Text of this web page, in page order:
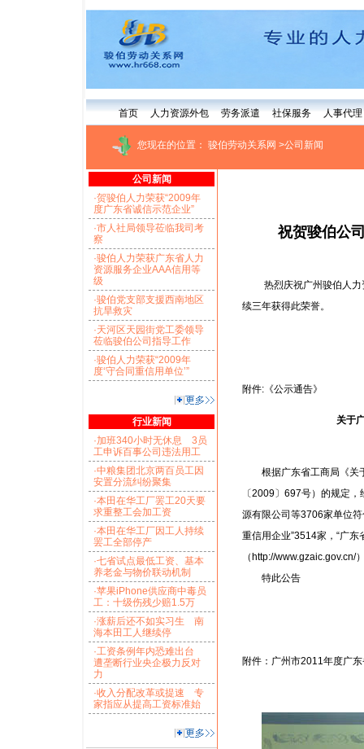
首页 人力资源外包 劳务派遣 社保服务 人事代理
您现在的位置： 骏伯劳动关系网 >公司新闻
公司新闻
·贺骏伯人力荣获“2009年
度广东省诚信示范企业”
·市人社局领导莅临我司考
察
·骏伯人力荣获广东省人力
资源服务企业AAA信用等
级
·骏伯党支部支援西南地区
抗旱救灾
·天河区天园街党工委领导
莅临骏伯公司指导工作
·骏伯人力荣获“2009年
度‘守合同重信用单位’”
行业新闻
·加班340小时无休息 3员
工申诉百事公司违法用工
·中粮集团北京两百员工因
安置分流纠纷聚集
·本田在华工厂罢工20天要
求重整工会加工资
·本田在华工厂因工人持续
罢工全部停产
·七省试点最低工资、基本
养老金与物价联动机制
·苹果iPhone供应商中毒员
工：十级伤残少赔1.5万
·涨薪后还不如实习生 南
海本田工人继续停
·工资条例年内恐难出台
遭垄断行业央企极力反对
力
·收入分配改革或提速 专
家指应从提高工资标准始
祝贺骏伯公
热烈庆祝广州骏伯人力资
续三年获得此荣誉。
附件:《公示通告》
关于
根据广东省工商局《关于
〔2009〕697号）的规定
源有限公司等3706家单位
重信用企业”3514家，“广
（http://
特此公告
附件：广州市2011年度广